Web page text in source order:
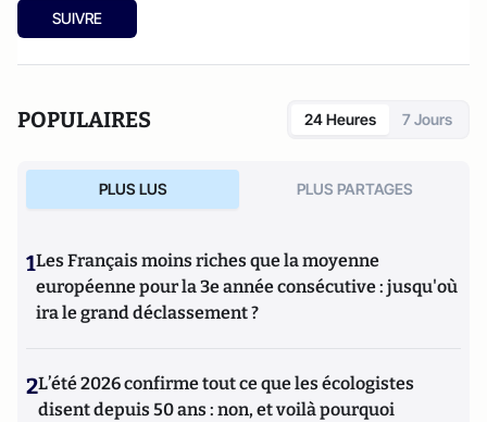
SUIVRE
POPULAIRES 24 Heures 7 Jours
PLUS LUS PLUS PARTAGES
1Les Français moins riches que la moyenne
européenne pour la 3e année consécutive : jusqu'où
ira le grand déclassement ?
2L’été 2026 confirme tout ce que les écologistes
disent depuis 50 ans : non, et voilà pourquoi